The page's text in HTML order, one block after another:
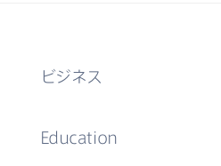
ビジネス
Education